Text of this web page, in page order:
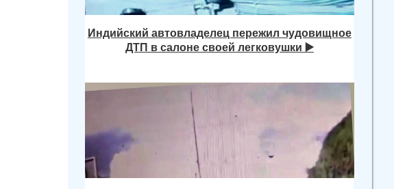
Индийский автовладелец пережил чудовищное
ДТП в салоне своей легковушки ▶️